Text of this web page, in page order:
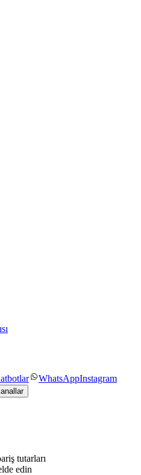
WhatsAppInstagram
tutarları
edin